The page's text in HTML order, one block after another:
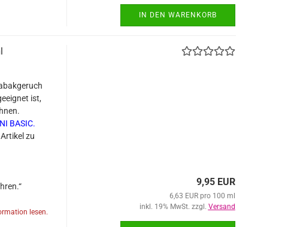
IN DEN WARENKORB
ist,
BASIC.
zu
lesen.
9,95 EUR
6,63 EUR pro 100 ml
inkl. 19% MwSt. zzgl. Versand